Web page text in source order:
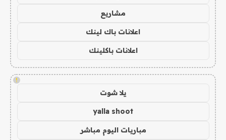
مشاريع
اعلانات باك لينك
اعلانات باكلينك
!
يلا شوت
yalla shoot
مباريات اليوم مباشر